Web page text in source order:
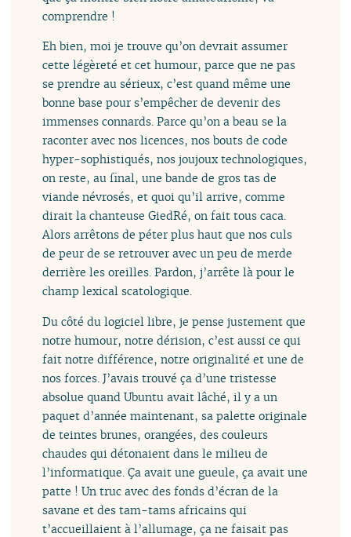
comprendre !
Eh bien, moi je trouve qu’on devrait assumer
cette légèreté et cet humour, parce que ne pas
se prendre au sérieux, c’est quand même une
bonne base pour s’empêcher de devenir des
immenses connards. Parce qu’on a beau se la
raconter avec nos licences, nos bouts de code
hyper-sophistiqués, nos joujoux technologiques,
on reste, au final, une bande de gros tas de
viande névrosés, et quoi qu’il arrive, comme
dirait la chanteuse GiedRé, on fait tous caca.
Alors arrêtons de péter plus haut que nos culs
de peur de se retrouver avec un peu de merde
derrière les oreilles. Pardon, j’arrête là pour le
champ lexical scatologique.
Du côté du logiciel libre, je pense justement que
notre humour, notre dérision, c’est aussi ce qui
fait notre différence, notre originalité et une de
nos forces. J’avais trouvé ça d’une tristesse
absolue quand Ubuntu avait lâché, il y a un
paquet d’année maintenant, sa palette originale
de teintes brunes, orangées, des couleurs
chaudes qui détonaient dans le milieu de
l’informatique. Ça avait une gueule, ça avait une
patte ! Un truc avec des fonds d’écran de la
savane et des tam-tams africains qui
t’accueillaient à l’allumage, ça ne faisait pas